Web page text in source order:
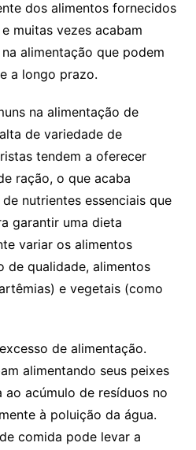
⁣dos alimentos fornecidos
muitas vezes‌ acabam
alimentação ​que⁤ podem
a longo ‌prazo.
na alimentação de
de variedade de
tendem a ⁢oferecer
ração, ⁤o ⁢que ​acaba
nutrientes essenciais que
garantir uma dieta
variar os ‍alimentos
de qualidade, ⁣alimentos
‌e vegetais (como
de alimentação.
⁤alimentando​ seus peixes
ao ⁣acúmulo de ⁢resíduos no
à poluição da água.
comida ⁣pode levar a